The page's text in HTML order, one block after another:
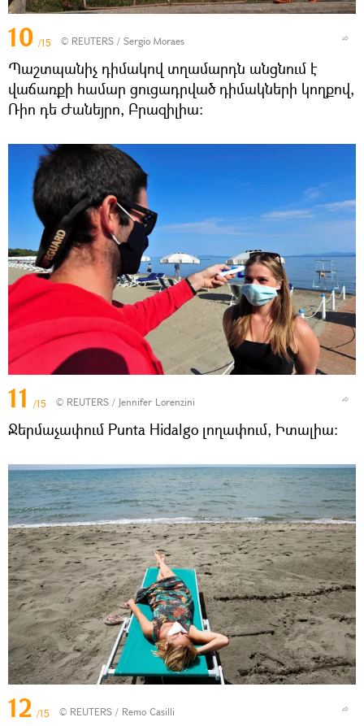
10 /15 © REUTERS / Sergio Moraes
Պաշտպանիչ դիմակով տղամարդն անցնում է
վաճառքի համար ցուցադրված դիմակների կողքով,
Ռիո դե Ժանեյրո, Բրազիլիա։
11 /15 © REUTERS / Jennifer Lorenzini
Ջերմաչափում Punta Hidalgo լողափում, Իտալիա։
12 /15 © REUTERS / Remo Casilli